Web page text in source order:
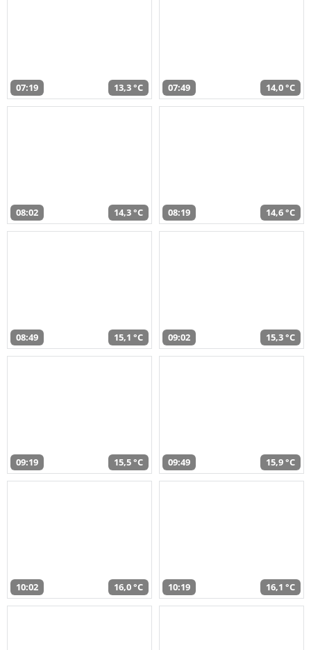
07:19 13,3 °C 07:49 14,0 °C
08:02 14,3 °C 08:19 14,6 °C
08:49 15,1 °C 09:02 15,3 °C
09:19 15,5 °C 09:49 15,9 °C
10:02 16,0 °C 10:19 16,1 °C